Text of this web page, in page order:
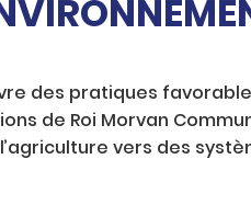
des pratiques
de Roi Morvan
vers des